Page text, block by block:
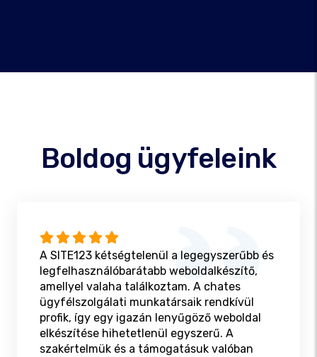
Boldog ügyfeleink
A SITE123 kétségtelenül a legegyszerűbb és
legfelhasználóbarátabb weboldalkészítő,
amellyel valaha találkoztam. A chates
ügyfélszolgálati munkatársaik rendkívül
profik, így egy igazán lenyűgöző weboldal
elkészítése hihetetlenül egyszerű. A
szakértelmük és a támogatásuk valóban